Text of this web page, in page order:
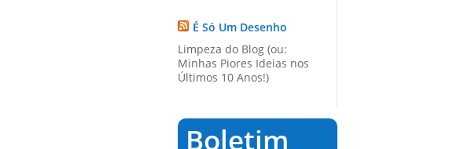
É Só Um Desenho
Limpeza do Blog (ou:
Minhas Piores Ideias nos
Últimos 10 Anos!)
Boletim